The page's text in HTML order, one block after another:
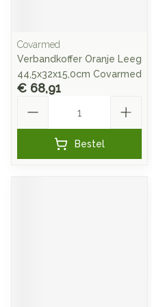
Covarmed
Verbandkoffer Oranje Leeg
44,5x32x15,0cm Covarmed
€ 68,91
Bestel